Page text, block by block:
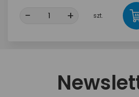
- + szt.